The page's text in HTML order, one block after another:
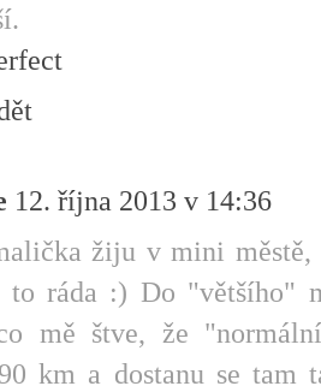
12. října 2013 v 14:36
žiju v mini městě,
to ráda :) Do "většího"
mě štve, že
km a dostanu se tam